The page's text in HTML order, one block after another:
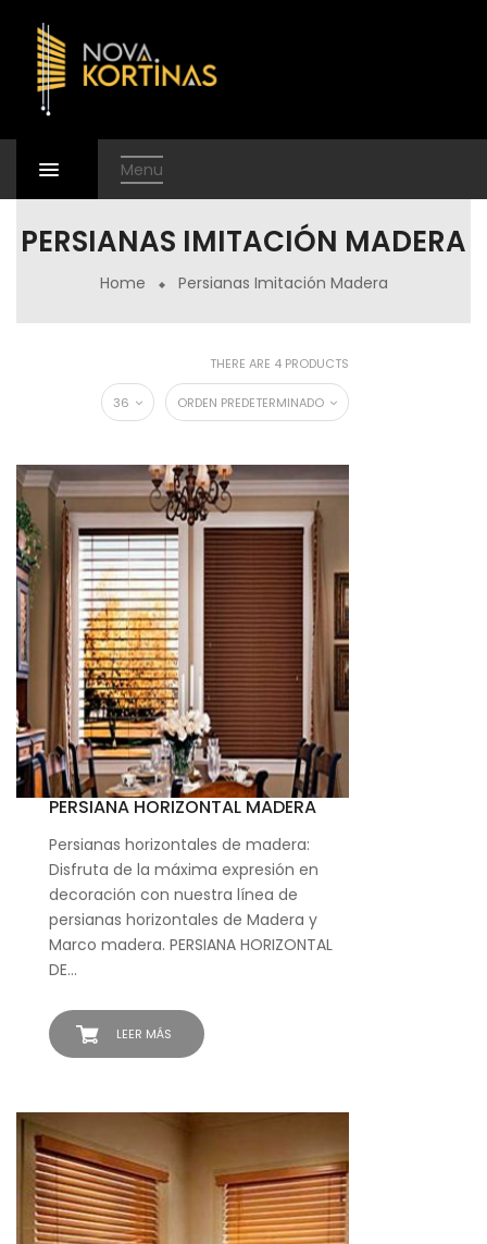
Menu
PERSIANAS IMITACIÓN MADERA
Home Persianas Imitación Madera
THERE ARE 4 PRODUCTS
ORDEN PREDETERMINADO
36
LEER MÁS
PERSIANA HORIZONTAL MADERA
Persianas horizontales de madera:
Disfruta de la máxima expresión en
decoración con nuestra línea de
persianas horizontales de Madera y
Marco madera. PERSIANA HORIZONTAL
DE…